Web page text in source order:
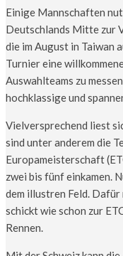
Einige Mannschaften
Deutschlands Mitte zur
die im August in Taiwan
Turnier eine
Auswahlteams zu
hochklassige und
Vielversprechend liest
sind unter anderem die
Europameisterschaft
zwei bis fünf einkamen.
dem illustren Feld. Dafür
schickt wie schon zur
Rennen.